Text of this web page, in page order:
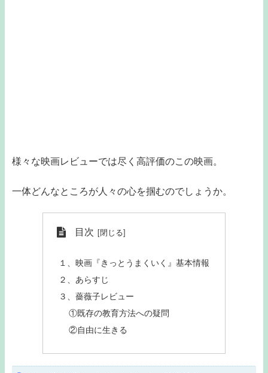
様々な映画レビューでは尽く高評価のこの映画。
一体どんなところが人々の心を掴むのでしょうか。
目次
１、映画『きっとうまくいく』基本情報
２、あらすじ
３、薔薇子レビュー
①既存の教育方法への疑問
②自由に生きる